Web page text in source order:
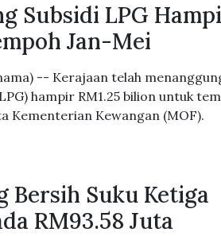
Subsidi LPG
Jan-Mei
-- Kerajaan telah
hampir RM1.25 bilion untuk
Kementerian Kewangan (MOF).
Bersih Suku Ketiga
RM93.58 Juta